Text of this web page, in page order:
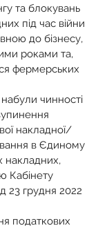
та блокувань
під час війни
до бізнесу,
роками та,
фермерських
чинності
накладної/
в Єдиному
накладних,
Кабінету
23 грудня 2022
податкових